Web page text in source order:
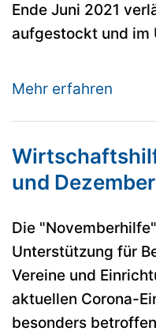
Ende Juni 2021
aufgestockt und im
Mehr erfahren
und Dezember
Die
Unterstützung für
Vereine und
aktuellen Corona-
besonders